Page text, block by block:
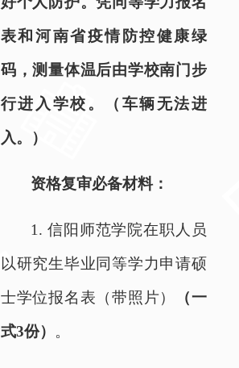
表和河南省疫情防控健康绿
码，测量体温后由学校南门步
行进入学校。（车辆无法进
入。）
资格复审必备材料：
1. 信阳师范学院在职人员
以研究生毕业同等学力申请硕
士学位报名表（带照片）
（一
式3份） 。